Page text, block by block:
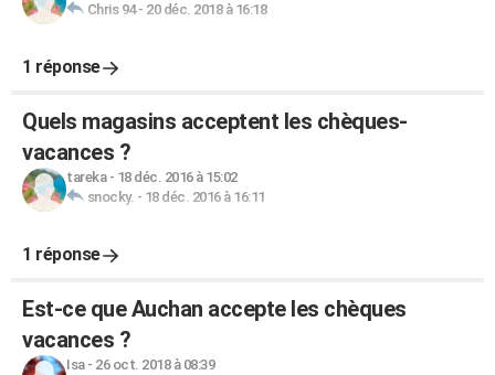
Chris 94- 20 déc. 2018 à 16:18
1 réponse
Quels magasins acceptent les chèques-
vacances ?
tareka- 18 déc. 2016 à 15:02
snocky. - 18 déc. 2016 à 16:11
1 réponse
Est-ce que Auchan accepte les chèques
vacances ?
Isa- 26 oct. 2018 à 08:39